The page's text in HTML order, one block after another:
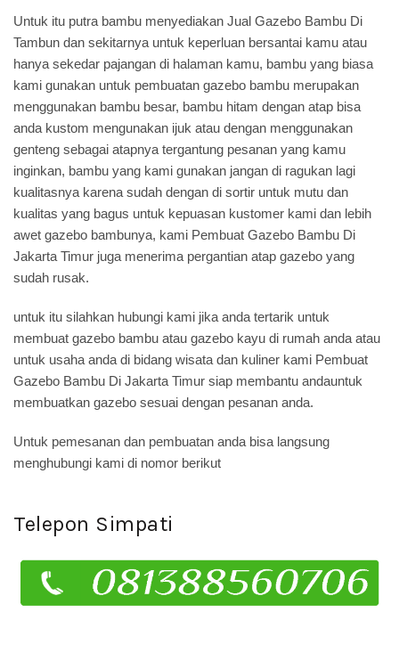
Untuk itu putra bambu menyediakan Jual Gazebo Bambu Di
Tambun dan sekitarnya untuk keperluan bersantai kamu atau
hanya sekedar pajangan di halaman kamu, bambu yang biasa
kami gunakan untuk pembuatan gazebo bambu merupakan
menggunakan bambu besar, bambu hitam dengan atap bisa
anda kustom mengunakan ijuk atau dengan menggunakan
genteng sebagai atapnya tergantung pesanan yang kamu
inginkan, bambu yang kami gunakan jangan di ragukan lagi
kualitasnya karena sudah dengan di sortir untuk mutu dan
kualitas yang bagus untuk kepuasan kustomer kami dan lebih
awet gazebo bambunya, kami Pembuat Gazebo Bambu Di
Jakarta Timur juga menerima pergantian atap gazebo yang
sudah rusak.
untuk itu silahkan hubungi kami jika anda tertarik untuk
membuat gazebo bambu atau gazebo kayu di rumah anda atau
untuk usaha anda di bidang wisata dan kuliner kami Pembuat
Gazebo Bambu Di Jakarta Timur siap membantu andauntuk
membuatkan gazebo sesuai dengan pesanan anda.
Untuk pemesanan dan pembuatan anda bisa langsung
menghubungi kami di nomor berikut
Telepon Simpati